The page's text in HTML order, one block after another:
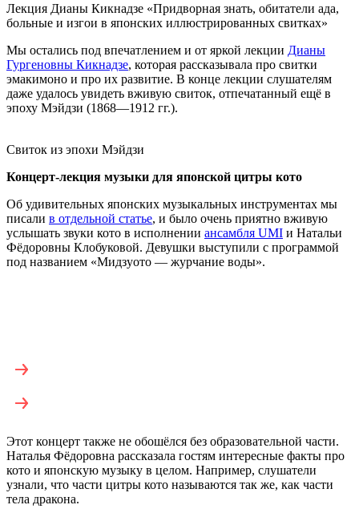
Лекция Дианы Кикнадзе «Придворная знать, обитатели ада,
больные и изгои в японских иллюстрированных свитках»
Мы остались под впечатлением и от яркой лекции Дианы
Гургеновны Кикнадзе, которая рассказывала про свитки
эмакимоно и про их развитие. В конце лекции слушателям
даже удалось увидеть вживую свиток, отпечатанный ещё в
эпоху Мэйдзи (1868—1912 гг.).
Свиток из эпохи Мэйдзи
Концерт-лекция музыки для японской цитры кото
Об удивительных японских музыкальных инструментах мы
писали в отдельной статье, и было очень приятно вживую
услышать звуки кото в исполнении ансамбля UMI и Натальи
Фёдоровны Клобуковой. Девушки выступили с программой
под названием «Мидзуото — журчание воды».
Этот концерт также не обошёлся без образовательной части.
Наталья Фёдоровна рассказала гостям интересные факты про
кото и японскую музыку в целом. Например, слушатели
узнали, что части цитры кото называются так же, как части
тела дракона.